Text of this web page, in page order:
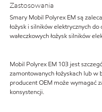
Zastosowania
Smary Mobil Polyrex EM są
łożysk i silników elektrycznych
wałeczkowych łożysk silników
Mobil Polyrex EM 103 jest
zamontowanych łożyskach lub w
producent OEM może wymagać
konsystencji.